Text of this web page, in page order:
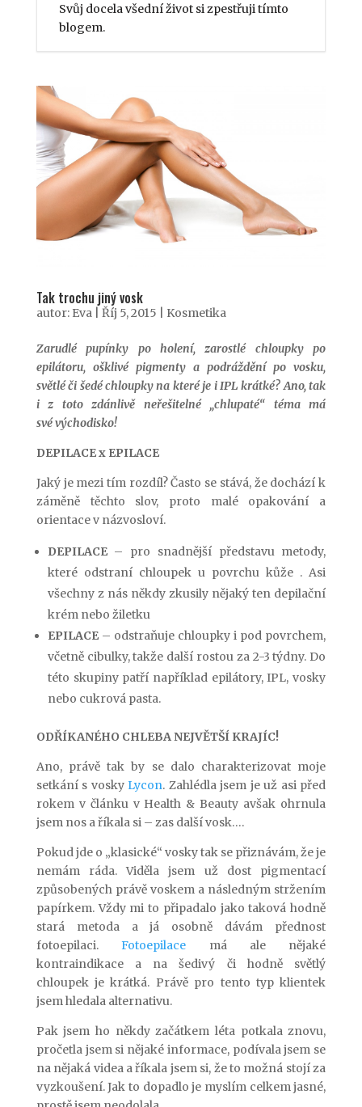
Svůj docela všední život si zpestřuji tímto
blogem.
Tak trochu jiný vosk
autor: Eva| Říj 5, 2015 Kosmetika
Zarudlé pupínky po holení, zarostlé chloupky po
epilátoru, ošklivé pigmenty a podráždění po vosku,
světlé či šedé chloupky na které je i IPL krátké? Ano, tak
i z toto zdánlivě neřešitelné „chlupaté“ téma má
své východisko!
DEPILACE x EPILACE
Jaký je mezi tím rozdíl? Často se stává, že dochází k
záměně těchto slov, proto malé opakování a
orientace v názvosloví.
DEPILACE– pro snadnější představu metody,
které odstraní chloupek u povrchu kůže . Asi
všechny z nás někdy zkusily nějaký ten depilační
krém nebo žiletku
EPILACE– odstraňuje chloupky i pod povrchem,
včetně cibulky, takže další rostou za 2-3 týdny. Do
této skupiny patří například epilátory, IPL, vosky
nebo cukrová pasta.
ODŘÍKANÉHO CHLEBA NEJVĚTŠÍ KRAJÍC!
Ano, právě tak by se dalo charakterizovat moje
setkání s vosky Lycon. Zahlédla jsem je už asi před
rokem v článku v Health & Beauty avšak ohrnula
jsem nos a říkala si – zas další vosk….
Pokud jde o „klasické“ vosky tak se přiznávám, že je
nemám ráda. Viděla jsem už dost pigmentací
způsobených právě voskem a následným stržením
papírkem. Vždy mi to připadalo jako taková hodně
stará metoda a já osobně dávám přednost
fotoepilaci.Fotoepilace má ale nějaké
kontraindikace a na šedivý či hodně světlý
chloupek je krátká. Právě pro tento typ klientek
jsem hledala alternativu.
Pak jsem ho někdy začátkem léta potkala znovu,
pročetla jsem si nějaké informace, podívala jsem se
na nějaká videa a říkala jsem si, že to možná stojí za
vyzkoušení. Jak to dopadlo je myslím celkem jasné,